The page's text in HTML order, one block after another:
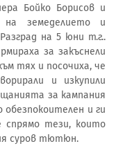
Бойко Борисов и
на земеделието и
на 5 юни т.г..
за закъснели
тях и посочиха, че
и изкупили
за кампания
и ги
спрямо тези, които
суров тютюн.